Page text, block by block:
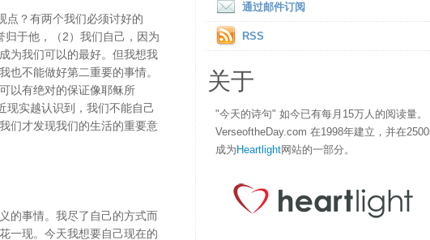
点？有两个我们必须讨好的
归于他，（2）我们自己，因为
为我们可以的最好。但我想我
不能做好第二重要的事情。
以有绝对的保证像耶稣所
现实越认识到，我们不能自己
们才发现我们的生活的重要意
的事情。我尽了自己的方式而
一现。今天我想要自己现在的
通过邮件订阅
RSS
关于
"今天的诗句" 如今已有每月15万人的阅读量。
VerseoftheDay.com 在1998年建立，并在
成为 Heartlight网站的一部分。